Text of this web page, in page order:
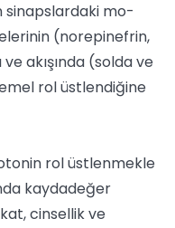
sinapslardaki mo-
(norepinefrin,
akışında (solda ve
rol üstlendiğine
rol üstlenmekle
kaydadeğer
cinsellik ve